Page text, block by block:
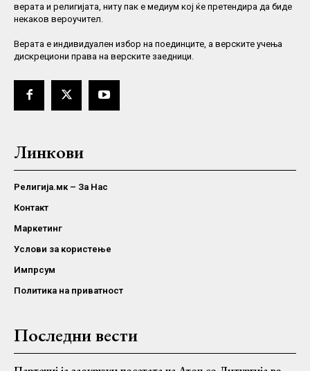
верата и религијата, ниту пак е медиум кој ќе претендира да биде
некаков вероучител.
Верaта е индивидуален избор на поединците, а верските учења
дискрециони права на верските заедници.
Линкови
Религија.мк – За Нас
Контакт
Маркетинг
Услови за користење
Импрсум
Политика на приватност
Последни вести